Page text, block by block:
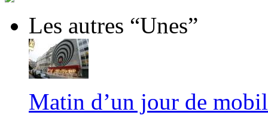
Les autres “Unes”
Matin d’un jour de